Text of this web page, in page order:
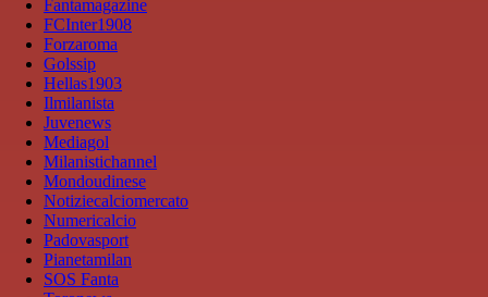
Fantamagazine
FCInter1908
Forzaroma
Golssip
Hellas1903
Ilmilanista
Juvenews
Mediagol
Milanistichannel
Mondoudinese
Notiziecalciomercato
Numericalcio
Padovasport
Pianetamilan
SOS Fanta